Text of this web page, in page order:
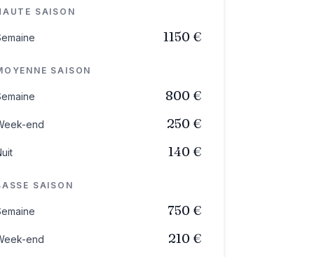
SAISON
1150 €
SAISON
800 €
end 250 €
140 €
SAISON
750 €
end 210 €